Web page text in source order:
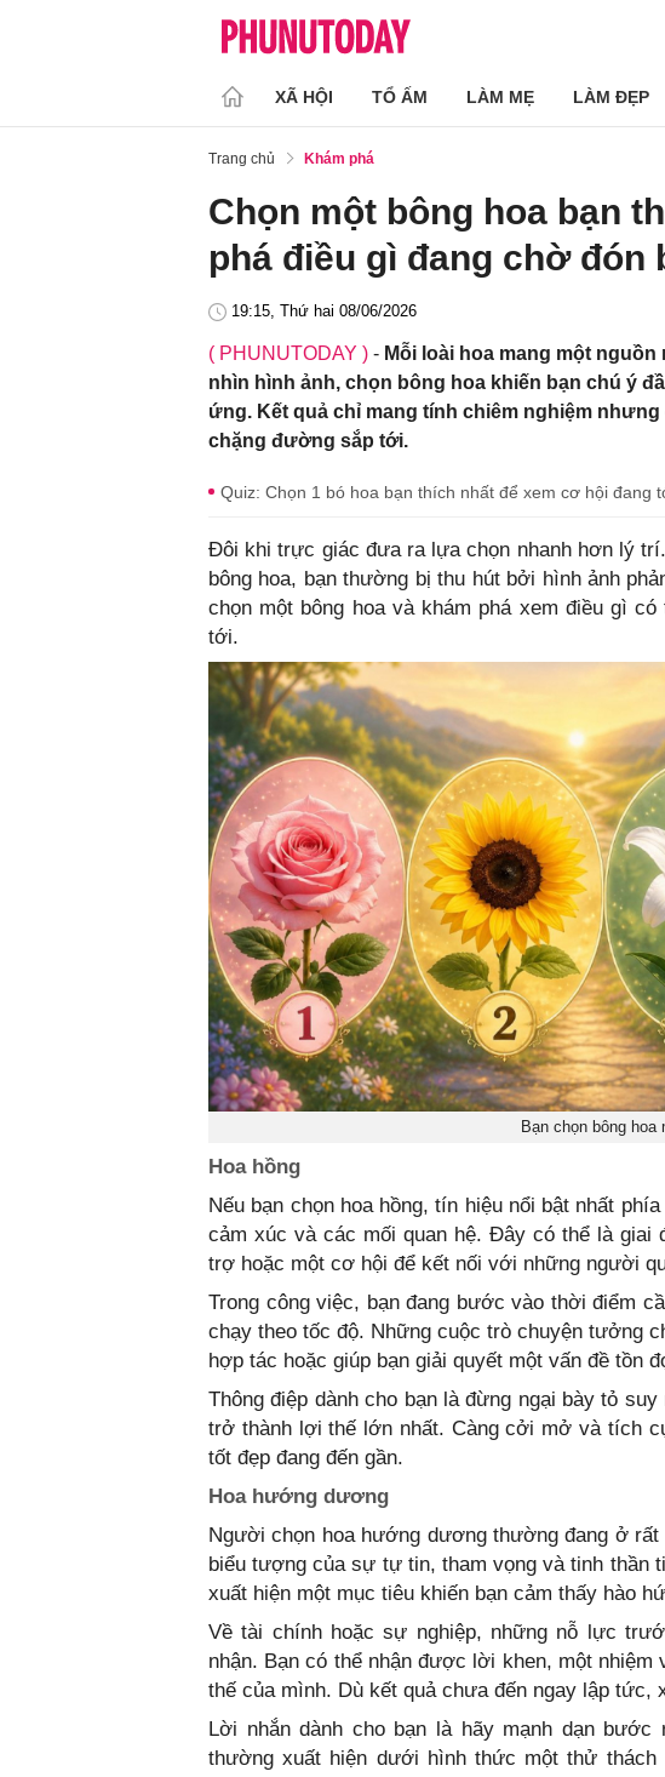
XÃ HỘI TỔ ẤM LÀM MẸ LÀM ĐẸP
Trang chủ Khám phá
Chọn một bông hoa bạn
phá điều gì đang chờ đón
19:15, Thứ hai 08/06/2026
( PHUNUTODAY ) - Mỗi loài hoa mang một
nhìn hình ảnh, chọn bông hoa khiến bạn chú ý
ứng. Kết quả chỉ mang tính chiêm nghiệm
chặng đường sắp tới.
Quiz: Chọn 1 bó hoa bạn thích nhất để xem cơ hội đang
Đôi khi trực giác đưa ra lựa chọn nhanh hơn lý
bông hoa, bạn thường bị thu hút bởi hình ảnh
chọn một bông hoa và khám phá xem điều gì
tới.
Bạn chọn bông hoa
Hoa hồng
Nếu bạn chọn hoa hồng, tín hiệu nổi bật nhất
cảm xúc và các mối quan hệ. Đây có thể là giai
trợ hoặc một cơ hội để kết nối với những người
Trong công việc, bạn đang bước vào thời điểm
chạy theo tốc độ. Những cuộc trò chuyện tưởng
hợp tác hoặc giúp bạn giải quyết một vấn đề tồn
Thông điệp dành cho bạn là đừng ngại bày tỏ
trở thành lợi thế lớn nhất. Càng cởi mở và tích
tốt đẹp đang đến gần.
Hoa hướng dương
Người chọn hoa hướng dương thường đang ở
biểu tượng của sự tự tin, tham vọng và tinh thần
xuất hiện một mục tiêu khiến bạn cảm thấy hào
Về tài chính hoặc sự nghiệp, những nỗ lực
nhận. Bạn có thể nhận được lời khen, một nhiệm
thế của mình. Dù kết quả chưa đến ngay lập tức,
Lời nhắn dành cho bạn là hãy mạnh dạn
thường xuất hiện dưới hình thức một thử thách